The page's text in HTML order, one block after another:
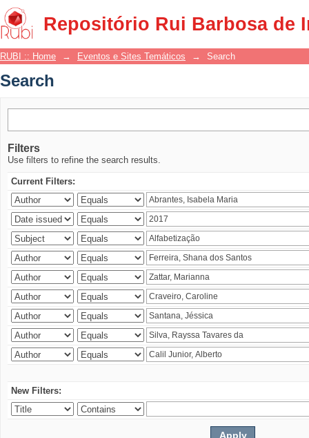
Repositório Rui Barbosa de
Search
RUBI :: Home → Eventos e Sites Temáticos → Search
Search
Filters
Use filters to refine the search results.
Current Filters:
New Filters: